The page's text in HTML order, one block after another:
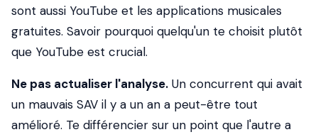
sont aussi YouTube et les applications musicales
gratuites. Savoir pourquoi quelqu'un te choisit plutôt
que YouTube est crucial.
Ne pas actualiser l'analyse. Un concurrent qui avait
un mauvais SAV il y a un an a peut-être tout
amélioré. Te différencier sur un point que l'autre a